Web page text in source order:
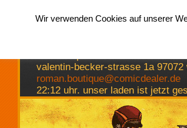
valentin-becker-strasse 1a 97072
roman.boutique@comicdealer.de
22:12 uhr. unser laden ist jetzt
Wir verwenden Cookies auf unserer